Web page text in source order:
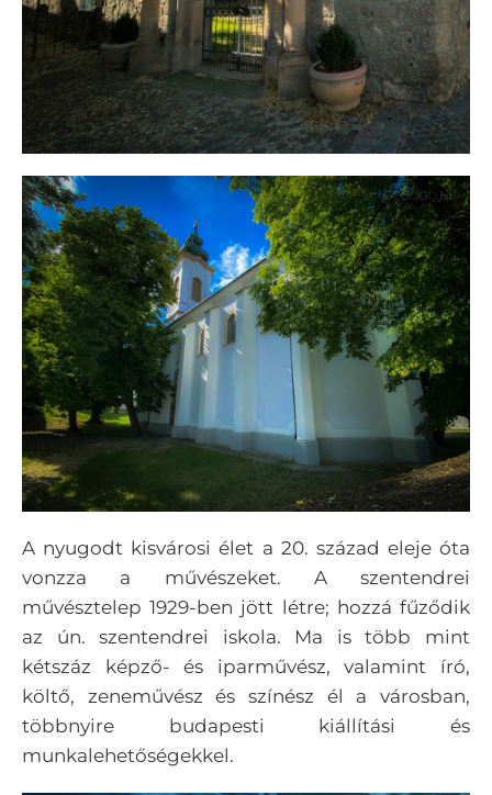
A nyugodt kisvárosi élet a 20. század eleje óta
vonzza a művészeket. A szentendrei
művésztelep 1929-ben jött létre; hozzá fűződik
az ún. szentendrei iskola. Ma is több mint
kétszáz képző- és iparművész, valamint író,
költő, zeneművész és színész él a városban,
többnyire budapesti kiállítási és
munkalehetőségekkel.